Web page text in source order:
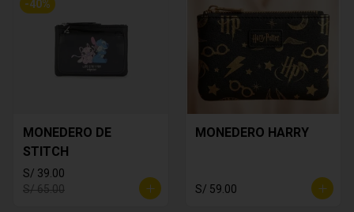
-40%
MONEDERO DE
STITCH
S/ 39.00
S/ 65.00
MONEDERO HARRY
S/ 59.00